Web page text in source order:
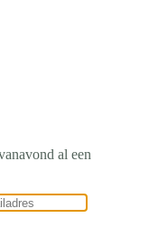
al een